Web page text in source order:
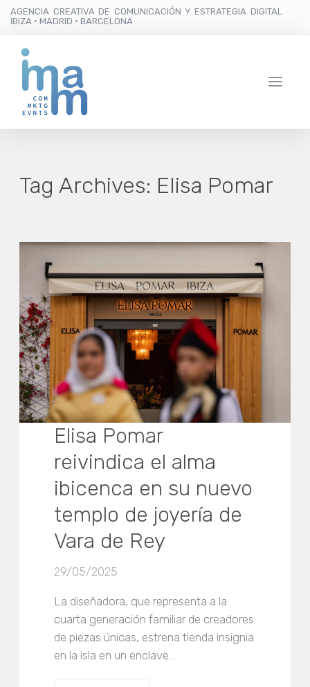
AGENCIA CREATIVA DE COMUNICACIÓN Y ESTRATEGIA DIGITAL
IBIZA · MADRID · BARCELONA
Tag Archives: Elisa Pomar
Elisa Pomar
reivindica el alma
ibicenca en su nuevo
templo de joyería de
Vara de Rey
29/05/2025
La diseñadora, que representa a la
cuarta generación familiar de creadores
de piezas únicas, estrena tienda insignia
en la isla en un enclave…